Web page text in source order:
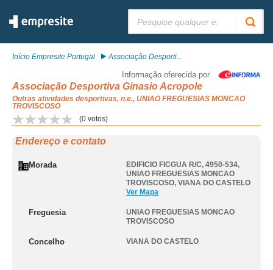
Início Empresite Portugal Associação Desporti...
Informação oferecida por
Associação Desportiva Ginasio Acropole
Outras atividades desportivas, n.e., UNIAO FREGUESIAS MONCAO
TROVISCOSO
(0 votos)
Endereço e contato
Morada EDIFICIO FICGUA R/C, 4950-534,
UNIAO FREGUESIAS MONCAO
TROVISCOSO, VIANA DO CASTELO
Ver Mapa
Freguesia
UNIAO FREGUESIAS MONCAO
TROVISCOSO
Concelho VIANA DO CASTELO